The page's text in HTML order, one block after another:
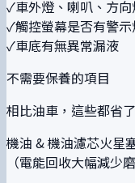
✓車外燈、喇叭、方
✓觸控螢幕是否有警
✓車底有無異常漏液
不需要保養的項目
相比油車，這些都省了
機油 & 機油濾芯火星
（電能回收大幅減少磨